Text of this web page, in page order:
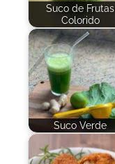
Suco de Frutas
Colorido
Suco Verde